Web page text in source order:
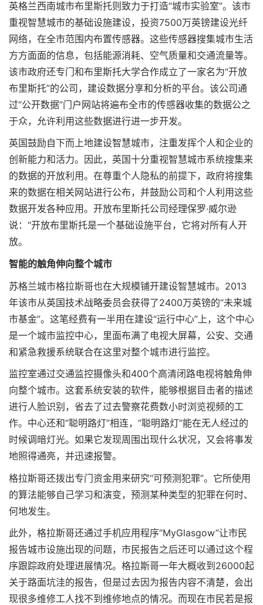
英格兰西南城市布里斯托则致力于打造“城市实验室”。该市
重视智慧城市的基础设施建设，投资7500万英镑建设光纤
网络，在全市范围内布置传感器。这些传感器搜集城市生活
方方面面的信息，包括能源消耗、空气质量和交通流量等。
该市政府还专门和布里斯托大学合作成立了一家名为“开放
布里斯托”的公司，建设数据分享和分析的平台。该公司通
过“公开数据”门户网站将遍布全市的传感器收集的数据公之
于众，允许利用这些数据进行进一步开发。
英国鼓励自下而上地建设智慧城市，注重发挥个人和企业的
创新能力和活力。因此，英国十分重视智慧城市系统搜集来
的数据的开放利用。在尊重个人隐私的前提下，政府将搜集
来的数据在相关网站进行公布，并鼓励公司和个人利用这些
数据开发各种应用。开放布里斯托公司经理保罗·威尔逊
说：“开放布里斯托是一个基础设施平台，它将对所有人开
放。
智能的触角伸向整个城市
苏格兰城市格拉斯哥也在大规模铺开建设智慧城市。2013
年该市从英国技术战略委员会获得了2400万英镑的“未来城
市基金”。这笔经费有一半用在建设“运行中心”上，这个中心
是一个城市监控中心，里面布满了电视大屏幕，公安、交通
和紧急救援系统联合在这里对整个城市进行监控。
监控室通过交通监控摄像头和400个高清闭路电视将触角伸
向整个城市。这套系统安装的软件，能够根据目击者的描述
进行人脸识别，省去了过去警察花费数小时浏览视频的工
作。中心还和“聪明路灯”相连，“聪明路灯”能在无人经过的
时候调暗灯光。如果它发现周围出现什么状况，又会将事发
地照得通亮，并迅速报警。
格拉斯哥还拨出专门资金用来研究“可预测犯罪”。它所使用
的算法能够自己学习和演变，预测某种类型的犯罪在何时、
何地发生。
此外，格拉斯哥还通过手机应用程序“MyGlasgow”让市民
报告城市设施出现的问题，市民报告之后还可以通过这个程
序跟踪政府处理进展情况。格拉斯哥一年大概收到26000起
关于路面坑洼的报告，但是过去因为报告内容不清楚，会出
现很多维修工人找不到维修地点的情况。而现在市民若是报